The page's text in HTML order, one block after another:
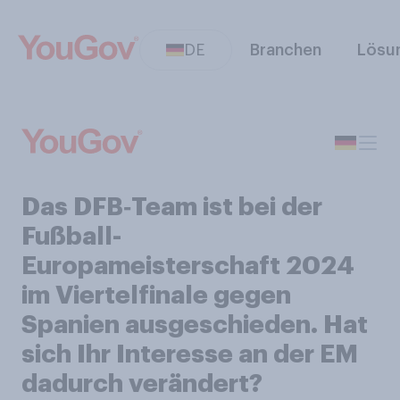
DE Branchen
Das DFB‑Team ist bei der
Fußball-
Europameisterschaft 2024
im Viertelfinale gegen
Spanien ausgeschieden. Hat
sich Ihr Interesse an der EM
dadurch verändert?